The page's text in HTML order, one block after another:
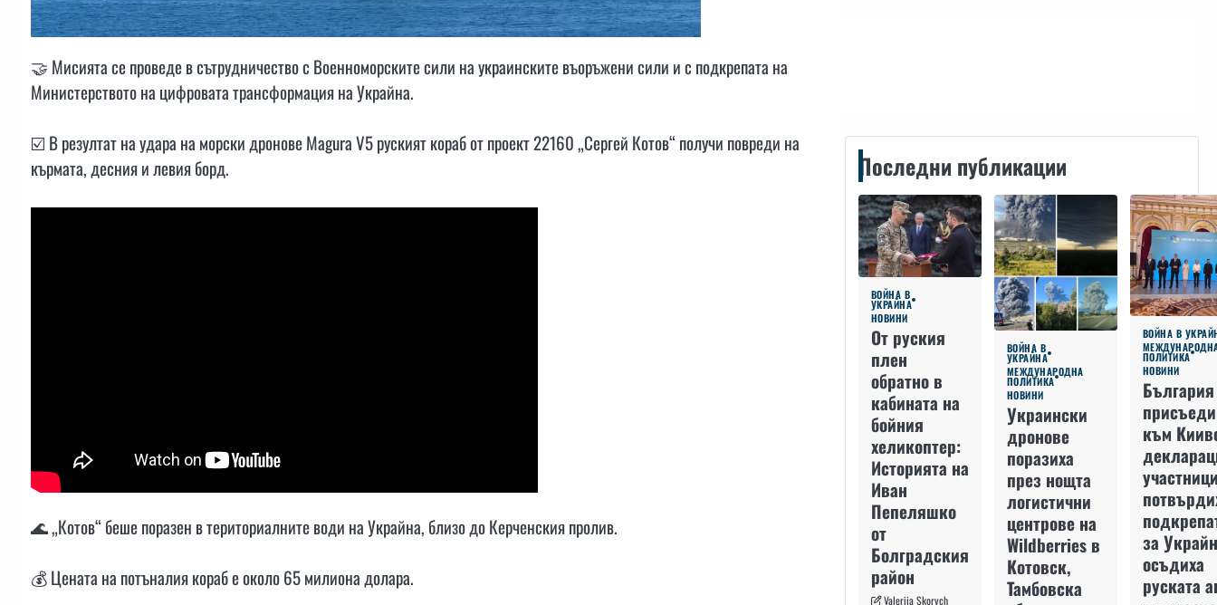
🤝 Мисията се проведе в сътрудничество с Военноморските сили на украинските въоръжени сили и с подкрепата на
Министерството на цифровата трансформация на Украйна.
☑️ В резултат на удара на морски дронове Magura V5 руският кораб от проект 22160 „Сергей Котов“ получи повреди на
кърмата, десния и левия борд.
🌊 „Котов“ беше поразен в териториалните води на Украйна, близо до Керченския пролив.
💰 Цената на потъналия кораб е около 65 милиона долара.
Последни публикации
ВОЙНА В
УКРАЙНА
НОВИНИ
От руския
плен
обратно в
кабината на
бойния
хеликоптер:
Историята на
Иван
Пепеляшко
от
Болградския
район
Valeriia Skorych
ВОЙНА В
УКРАЙНА
МЕЖДУНАРОДНА
ПОЛИТИКА
НОВИНИ
Украински
дронове
поразиха
през нощта
логистични
центрове на
Wildberries в
Котовск,
Тамбовска
ВОЙНА В
ПОЛИТИКА
НОВИНИ
към
за
осъдиха
руската